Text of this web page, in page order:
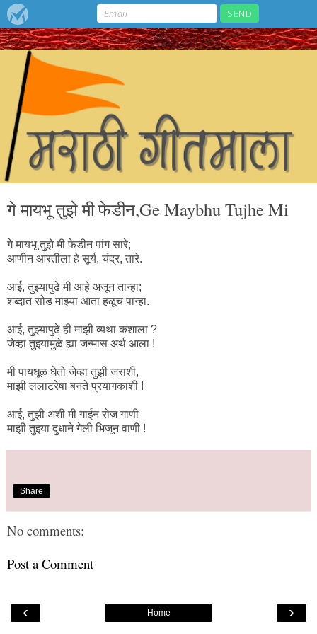
गे मायभू तुझे मी फेडीन,Ge Maybhu Tujhe Mi
गे मायभू तुझे मी फेडीन पांग सारे;
आणीन आरतीला हे सूर्य, चंद्र, तारे.
आई, तुझ्यापुढे मी आहे अजून तान्हा;
शब्दात सोड माझ्या आता हळूच पान्हा.
आई, तुझ्यापुढे ही माझी व्यथा कशाला ?
जेव्हा तुझ्यामुळे ह्या जन्मास अर्थ आला !
मी पायधूळ घेतो जेव्हा तुझी जराशी,
माझी ललाटरेषा बनते प्रयागकाशी !
आई, तुझी अशी मी गाईन रोज गाणी
माझी तुझ्या दुधाने गेली भिजून वाणी !
Share
No comments:
Post a Comment
‹ ›
Home